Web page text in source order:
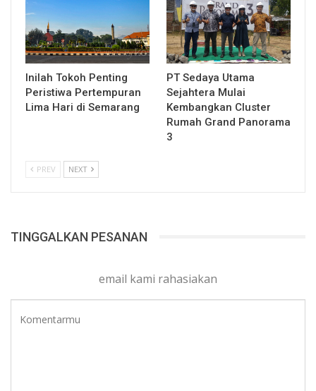
Inilah Tokoh Penting
Peristiwa Pertempuran
Lima Hari di Semarang
PT Sedaya Utama
Sejahtera Mulai
Kembangkan Cluster
Rumah Grand Panorama
3
PREV NEXT
TINGGALKAN PESANAN
email kami rahasiakan